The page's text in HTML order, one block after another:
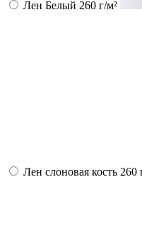
Лен Белый 260 г/м²
Лен слоновая кость 260